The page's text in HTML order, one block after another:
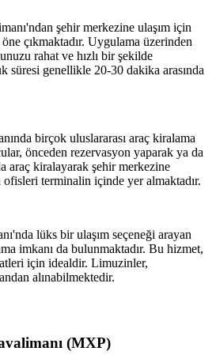
şehir merkezine ulaşım için
çıkmaktadır. Uygulama üzerinden
rahat ve hızlı bir şekilde
süresi genellikle 20-30 dakika arasında
birçok uluslararası araç kiralama
önceden rezervasyon yaparak ya da
araç kiralayarak şehir merkezine
terminalin içinde yer almaktadır.
lüks bir ulaşım seçeneği arayan
imkanı da bulunmaktadır. Bu hizmet,
için idealdir. Limuzinler,
alınabilmektedir.
(MXP)